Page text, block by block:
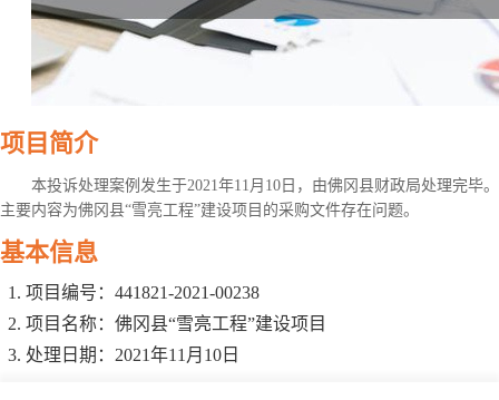
项目简介
本投诉处理案例发生于2021年11月10日，由佛冈县财政局处理完毕
主要内容为佛冈县“雪亮工程”建设项目的采购文件存在问题。
基本信息
项目编号：441821-2021-00238
项目名称：佛冈县“雪亮工程”建设项目
处理日期：2021年11月10日